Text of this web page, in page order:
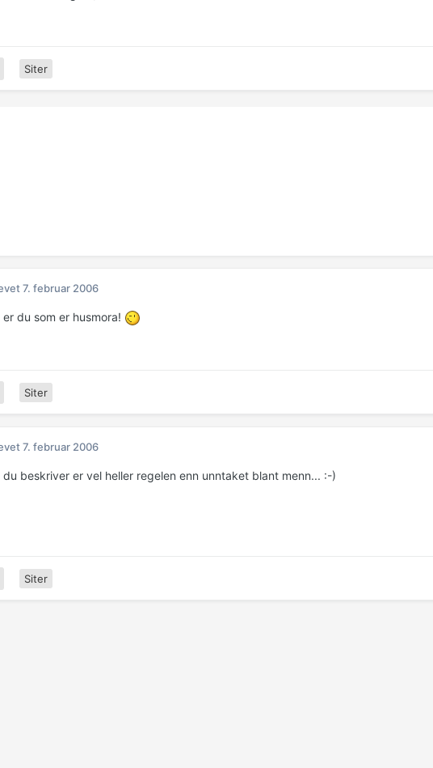
Siter
7. februar 2006
er du som er husmora!
Siter
7. februar 2006
du beskriver er vel heller regelen enn unntaket blant menn... :-)
Siter